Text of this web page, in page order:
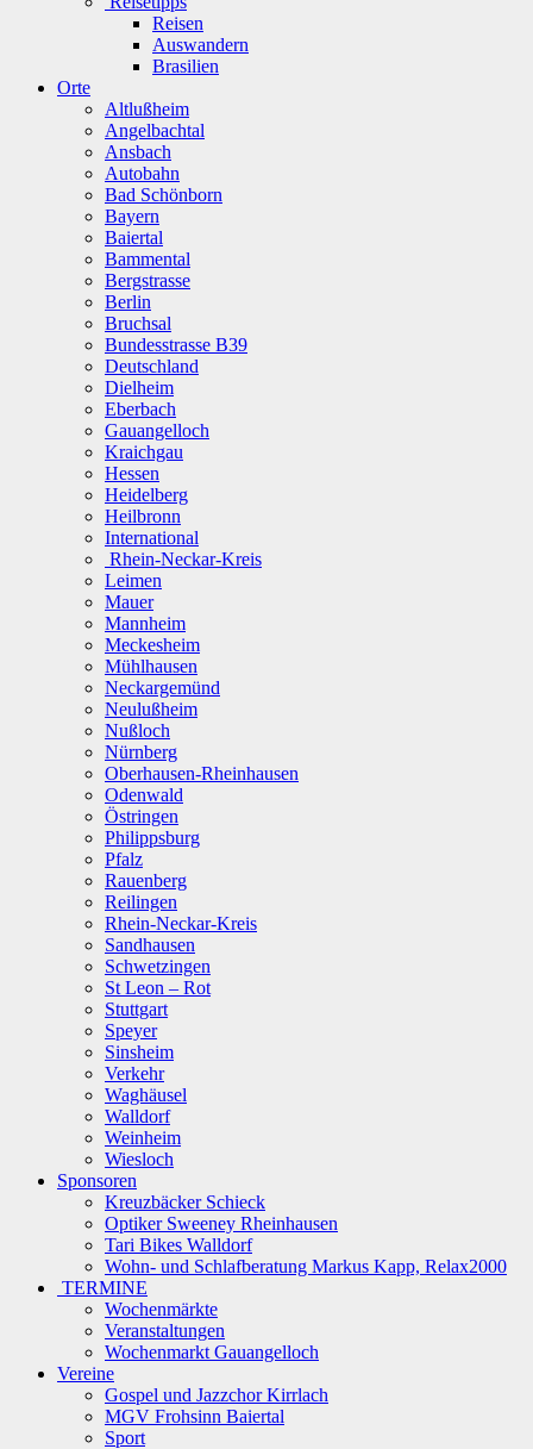
Reisen
Auswandern
Brasilien
Orte
Altlußheim
Angelbachtal
Ansbach
Autobahn
Bad Schönborn
Bayern
Baiertal
Bammental
Bergstrasse
Berlin
Bruchsal
Bundesstrasse B39
Deutschland
Dielheim
Eberbach
Gauangelloch
Kraichgau
Hessen
Heidelberg
Heilbronn
International
Rhein-Neckar-Kreis
Leimen
Mauer
Mannheim
Meckesheim
Mühlhausen
Neckargemünd
Neulußheim
Nußloch
Nürnberg
Oberhausen-Rheinhausen
Odenwald
Östringen
Philippsburg
Pfalz
Rauenberg
Reilingen
Rhein-Neckar-Kreis
Sandhausen
Schwetzingen
St Leon – Rot
Stuttgart
Speyer
Sinsheim
Verkehr
Waghäusel
Walldorf
Weinheim
Wiesloch
Sponsoren
Kreuzbäcker Schieck
Optiker Sweeney Rheinhausen
Tari Bikes Walldorf
Wohn- und Schlafberatung Markus Kapp, Relax2000
TERMINE
Wochenmärkte
Veranstaltungen
Wochenmarkt Gauangelloch
Vereine
Gospel und Jazzchor Kirrlach
MGV Frohsinn Baiertal
Sport